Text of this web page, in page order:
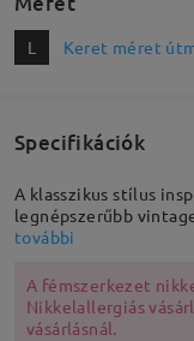
L Keret méret
Specifikációk
A klasszikus stílus
legnépszerűbb
keret tökéletesen illik
megjelenést biztosít.
választásod a
további
A fémszerkezet
Nikkelallergiás
vásárlásnál.